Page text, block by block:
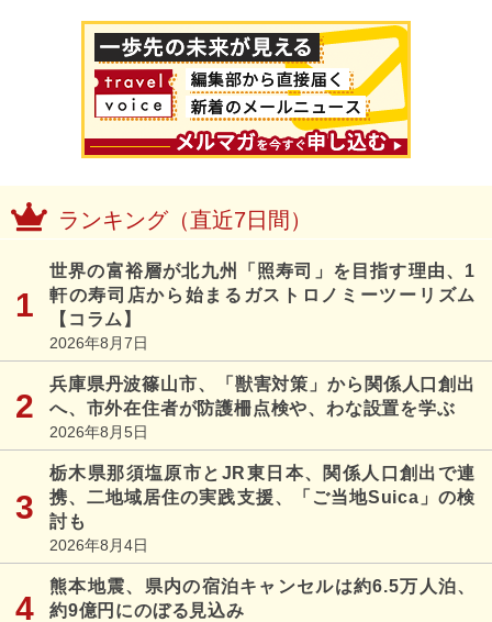
ランキング（直近7日間）
世界の富裕層が北九州「照寿司」を目指す理由、1
軒の寿司店から始まるガストロノミーツーリズム
【コラム】
2026年8月7日
兵庫県丹波篠山市、「獣害対策」から関係人口創出
へ、市外在住者が防護柵点検や、わな設置を学ぶ
2026年8月5日
栃木県那須塩原市とJR東日本、関係人口創出で連
携、二地域居住の実践支援、「ご当地Suica」の検
討も
2026年8月4日
熊本地震、県内の宿泊キャンセルは約6.5万人泊、
約9億円にのぼる見込み